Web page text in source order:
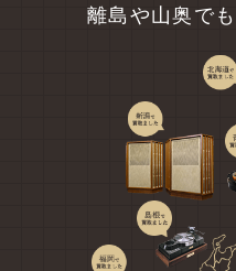
離島や山奥で